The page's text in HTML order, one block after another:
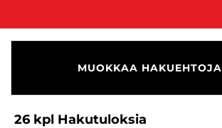
MUOKKAA HAKUEHTOJA
26 kpl Hakutuloksia